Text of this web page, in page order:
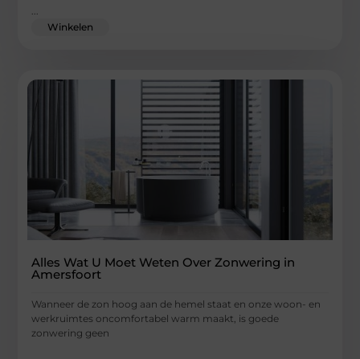
Winkelen
Alles Wat U Moet Weten Over Zonwering in
Amersfoort
Wanneer de zon hoog aan de hemel staat en onze woon- en
werkruimtes oncomfortabel warm maakt, is goede
zonwering geen